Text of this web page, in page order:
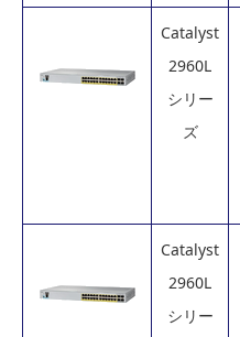
Catalyst
2960L
シリー
ズ
Catalyst
2960L
シリー